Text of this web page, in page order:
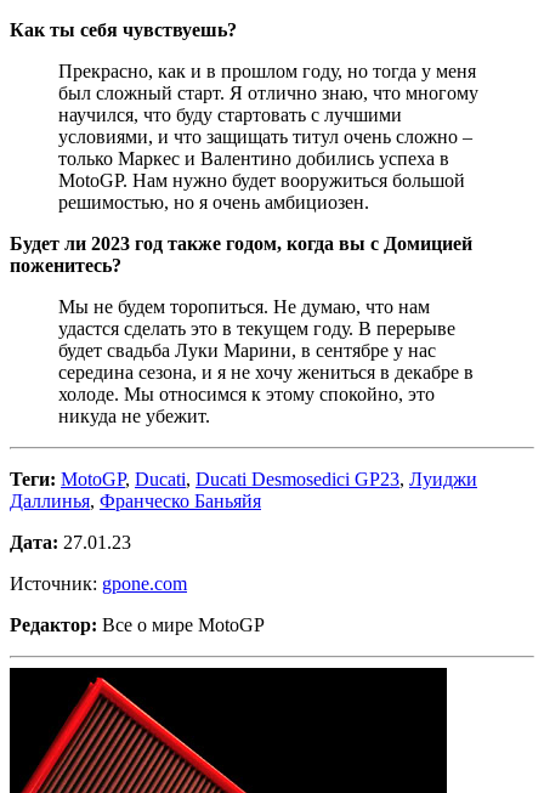
Как ты себя чувствуешь?
Прекрасно, как и в прошлом году, но тогда у меня
был сложный старт. Я отлично знаю, что многому
научился, что буду стартовать с лучшими
условиями, и что защищать титул очень сложно –
только Маркес и Валентино добились успеха в
MotoGP. Нам нужно будет вооружиться большой
решимостью, но я очень амбициозен.
Будет ли 2023 год также годом, когда вы с Домицией
поженитесь?
Мы не будем торопиться. Не думаю, что нам
удастся сделать это в текущем году. В перерыве
будет свадьба Луки Марини, в сентябре у нас
середина сезона, и я не хочу жениться в декабре в
холоде. Мы относимся к этому спокойно, это
никуда не убежит.
Теги: MotoGP, Ducati, Ducati Desmosedici GP23, Луиджи
Даллинья, Франческо Баньяйя
Дата: 27.01.23
Источник: gpone.com
Редактор: Все о мире MotoGP